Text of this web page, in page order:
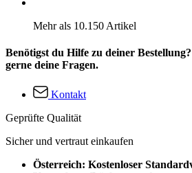
Mehr als 10.150 Artikel
Benötigst du Hilfe zu deiner
gerne deine Fragen.
Kontakt
Geprüfte Qualität
Sicher und vertraut einkaufen
Österreich: Kostenloser